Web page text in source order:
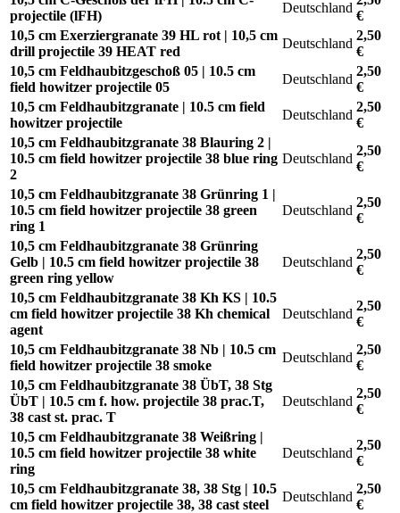
projectile (lFH)
Deutschland
€
10,5 cm Exerziergranate 39 HL rot | 10,5 cm
drill projectile 39 HEAT red
Deutschland
2,50
€
10,5 cm Feldhaubitzgeschoß 05 | 10.5 cm
field howitzer projectile 05
Deutschland
2,50
€
10,5 cm Feldhaubitzgranate | 10.5 cm field
howitzer projectile
Deutschland
2,50
€
10,5 cm Feldhaubitzgranate 38 Blauring 2 |
10.5 cm field howitzer projectile 38 blue ring
2
Deutschland
2,50
€
10,5 cm Feldhaubitzgranate 38 Grünring 1 |
10.5 cm field howitzer projectile 38 green
ring 1
Deutschland
2,50
€
10,5 cm Feldhaubitzgranate 38 Grünring
Gelb | 10.5 cm field howitzer projectile 38
green ring yellow
Deutschland
2,50
€
10,5 cm Feldhaubitzgranate 38 Kh KS | 10.5
cm field howitzer projectile 38 Kh chemical
agent
Deutschland
2,50
€
10,5 cm Feldhaubitzgranate 38 Nb | 10.5 cm
field howitzer projectile 38 smoke
Deutschland
2,50
€
10,5 cm Feldhaubitzgranate 38 ÜbT, 38 Stg
ÜbT | 10.5 cm f. how. projectile 38 prac.T,
38 cast st. prac. T
Deutschland
2,50
€
10,5 cm Feldhaubitzgranate 38 Weißring |
10.5 cm field howitzer projectile 38 white
ring
Deutschland
2,50
€
10,5 cm Feldhaubitzgranate 38, 38 Stg | 10.5
cm field howitzer projectile 38, 38 cast steel
Deutschland
2,50
€